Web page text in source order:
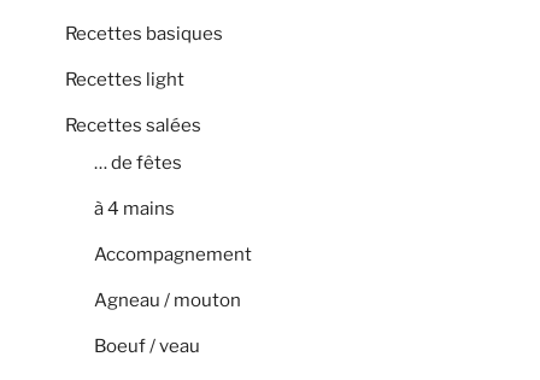
Recettes basiques
Recettes light
Recettes salées
… de fêtes
à 4 mains
Accompagnement
Agneau / mouton
Boeuf / veau